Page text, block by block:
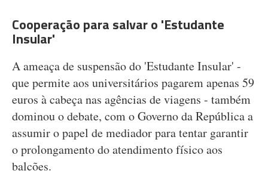
Cooperação para salvar o 'Estudante
Insular'
A ameaça de suspensão do 'Estudante Insular' -
que permite aos universitários pagarem apenas 59
euros à cabeça nas agências de viagens - também
dominou o debate, com o Governo da República a
assumir o papel de mediador para tentar garantir
o prolongamento do atendimento físico aos
balcões.